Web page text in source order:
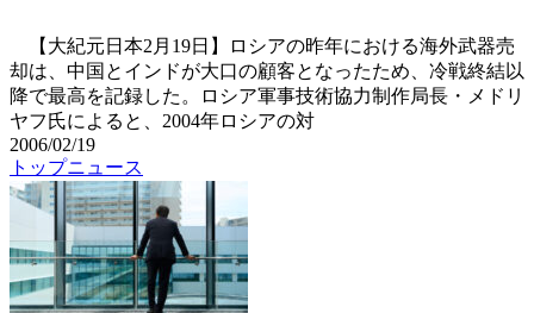
【大紀元日本2月19日】ロシアの昨年における海外武器売
却は、中国とインドが大口の顧客となったため、冷戦終結以
降で最高を記録した。ロシア軍事技術協力制作局長・メドリ
ヤフ氏によると、2004年ロシアの対
2006/02/19
トップニュース